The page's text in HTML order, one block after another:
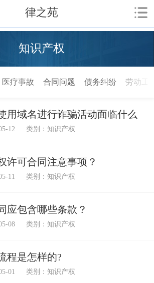
律之苑
知识产权
医疗事故 合同问题 债务纠纷 劳动工
用域名进行诈骗活动面临什么
12 类别：知识产权
许可合同注意事项？
11 类别：知识产权
应包含哪些条款？
08 类别：知识产权
程是怎样的?
01 类别：知识产权